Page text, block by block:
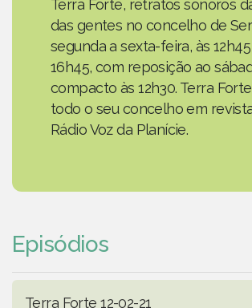
Terra Forte, retratos sonoros
das gentes no concelho de
segunda a sexta-feira, às
16h45, com reposição ao
compacto às 12h30. Terra
todo o seu concelho em
Rádio Voz da Planície.
Episódios
Terra Forte 12-02-21